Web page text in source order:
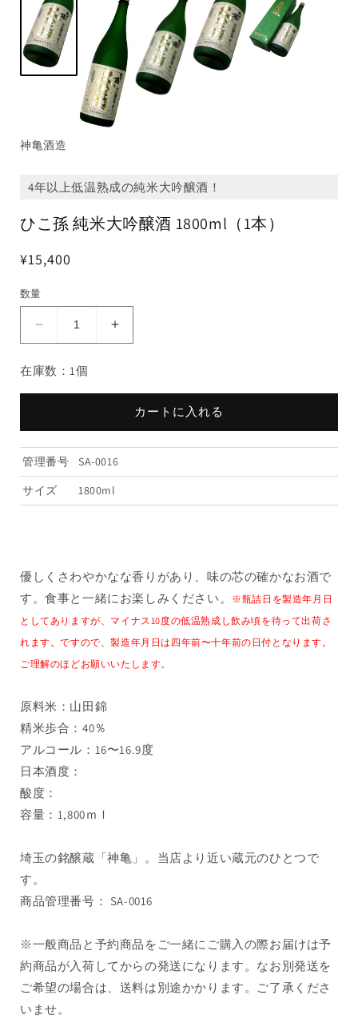
神亀酒造
4年以上低温熟成の純米大吟醸酒！
ひこ孫 純米大吟醸酒 1800ml（1本）
¥15,400
数量
孫
純
大
吟
醸
酒
1800ml（1
量
を
減
ら
す
ひ
純
大
吟
醸
酒
1800ml（1
量
を
増
や
す
在庫数：1個
カートに入れる
管理番号
SA-0016
サイズ
1800ml
優しくさわやかなな香りがあり、味の芯の確かなお酒で
す。食事と一緒にお楽しみください。
※瓶詰日を製造年月日
としてありますが、マイナス10度の低温熟成し飲み頃を待って出荷さ
れます。ですので、製造年月日は四年前〜十年前の日付となります。
ご理解のほどお願いいたします。
原料米：山田錦
精米歩合：40％
アルコール：16〜16.9度
日本酒度：
酸度：
容量：1,800ｍｌ
埼玉の銘醸蔵「神亀」。当店より近い蔵元のひとつで
す。
商品管理番号： SA-0016
※一般商品と予約商品をご一緒にご購入の際お届けは予
約商品が入荷してからの発送になります。なお別発送を
ご希望の場合は、送料は別途かかります。ご了承くださ
いませ。